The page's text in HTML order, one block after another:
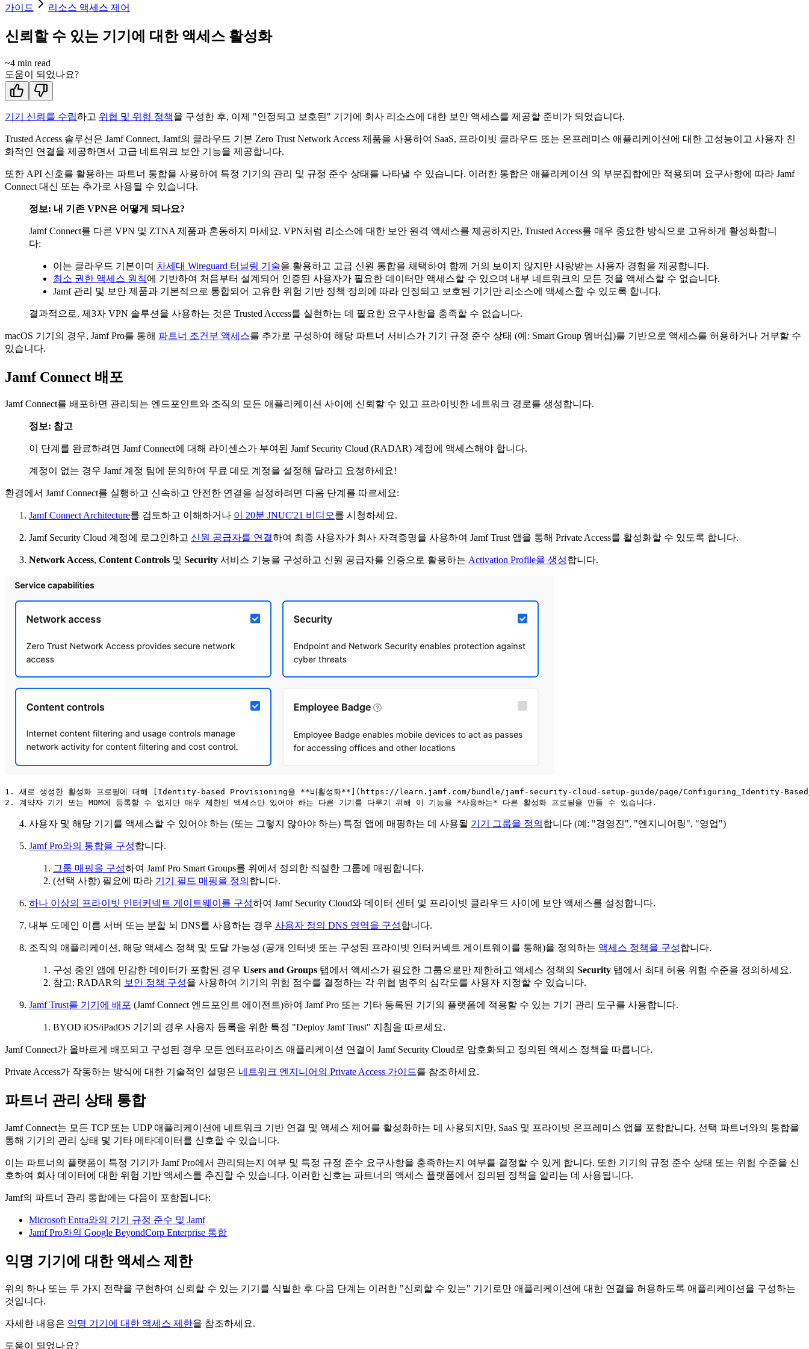
가이드 리소스 액세스 제어
신뢰할 수 있는 기기에 대한 액세스 활성화
~4 min read
도움이 되었나요?
기기 신뢰를 수립하고 위협 및 위험 정책을 구성한 후, 이제 "인정되고 보호된" 기기에 회사 리소스에 대한 보안 액세스를 제공할 준비가 되었습니다.
Trusted Access 솔루션은 Jamf Connect, Jamf의 클라우드 기본 Zero Trust Network Access 제품을 사용하여 SaaS, 프라이빗 클라우드 또는 온프레미스 애플리케이션에 대한 고성능이고 사용자 친
화적인 연결을 제공하면서 고급 네트워크 보안 기능을 제공합니다.
또한 API 신호를 활용하는 파트너 통합을 사용하여 특정 기기의 관리 및 규정 준수 상태를 나타낼 수 있습니다. 이러한 통합은 애플리케이션 의 부분집합에만 적용되며 요구사항에 따라 Jamf
Connect 대신 또는 추가로 사용될 수 있습니다.
정보: 내 기존 VPN은 어떻게 되나요?
Jamf Connect를 다른 VPN 및 ZTNA 제품과 혼동하지 마세요. VPN처럼 리소스에 대한 보안 원격 액세스를 제공하지만, Trusted Access를 매우 중요한 방식으로 고유하게 활성화합니
다:
이는 클라우드 기본이며 차세대 Wireguard 터널링 기술을 활용하고 고급 신원 통합을 채택하여 함께 거의 보이지 않지만 사랑받는 사용자 경험을 제공합니다.
최소 권한 액세스 원칙에 기반하여 처음부터 설계되어 인증된 사용자가 필요한 데이터만 액세스할 수 있으며 내부 네트워크의 모든 것을 액세스할 수 없습니다.
Jamf 관리 및 보안 제품과 기본적으로 통합되어 고유한 위험 기반 정책 정의에 따라 인정되고 보호된 기기만 리소스에 액세스할 수 있도록 합니다.
결과적으로, 제3자 VPN 솔루션을 사용하는 것은 Trusted Access를 실현하는 데 필요한 요구사항을 충족할 수 없습니다.
macOS 기기의 경우, Jamf Pro를 통해 파트너 조건부 액세스를 추가로 구성하여 해당 파트너 서비스가 기기 규정 준수 상태 (예: Smart Group 멤버십)를 기반으로 액세스를 허용하거나 거부할 수
있습니다.
Jamf Connect 배포
Jamf Connect를 배포하면 관리되는 엔드포인트와 조직의 모든 애플리케이션 사이에 신뢰할 수 있고 프라이빗한 네트워크 경로를 생성합니다.
정보: 참고
이 단계를 완료하려면 Jamf Connect에 대해 라이센스가 부여된 Jamf Security Cloud (RADAR) 계정에 액세스해야 합니다.
계정이 없는 경우 Jamf 계정 팀에 문의하여 무료 데모 계정을 설정해 달라고 요청하세요!
환경에서 Jamf Connect를 실행하고 신속하고 안전한 연결을 설정하려면 다음 단계를 따르세요:
Jamf Connect Architecture를 검토하고 이해하거나 이 20분 JNUC'21 비디오를 시청하세요.
Jamf Security Cloud 계정에 로그인하고 신원 공급자를 연결하여 최종 사용자가 회사 자격증명을 사용하여 Jamf Trust 앱을 통해 Private Access를 활성화할 수 있도록 합니다.
Network Access, Content Controls 및 Security 서비스 기능을 구성하고 신원 공급자를 인증으로 활용하는 Activation Profile을 생성합니다.
1. 새로 생성한 활성화 프로필에 대해 [Identity-based Provisioning을 **비활성화**](https://learn.jamf.com/bundle/jamf-security-cloud-setup-guide/page/Configuring_Identity-
사용자 및 해당 기기를 액세스할 수 있어야 하는 (또는 그렇지 않아야 하는) 특정 앱에 매핑하는 데 사용될 기기 그룹을 정의 합니다 (예: "경영진", "엔지니어링", "영업")
Jamf Pro와의 통합을 구성합니다.
그룹 매핑을 구성하여 Jamf Pro Smart Groups를 위에서 정의한 적절한 그룹에 매핑합니다.
(선택 사항) 필요에 따라 기기 필드 매핑을 정의 합니다.
하나 이상의 프라이빗 인터커넥트 게이트웨이를 구성하여 Jamf Security Cloud와 데이터 센터 및 프라이빗 클라우드 사이에 보안 액세스를 설정합니다.
내부 도메인 이름 서버 또는 분할 뇌 DNS를 사용하는 경우 사용자 정의 DNS 영역을 구성합니다.
조직의 애플리케이션, 해당 액세스 정책 및 도달 가능성 (공개 인터넷 또는 구성된 프라이빗 인터커넥트 게이트웨이를 통해)을 정의하는 액세스 정책을 구성합니다.
구성 중인 앱에 민감한 데이터가 포함된 경우 Users and Groups 탭에서 액세스가 필요한 그룹으로만 제한하고 액세스 정책의 Security 탭에서 최대 허용 위험 수준을 정의하세요.
참고: RADAR의 보안 정책 구성을 사용하여 기기의 위험 점수를 결정하는 각 위협 범주의 심각도를 사용자 지정할 수 있습니다.
Jamf Trust를 기기에 배포 (Jamf Connect 엔드포인트 에이전트)하여 Jamf Pro 또는 기타 등록된 기기의 플랫폼에 적용할 수 있는 기기 관리 도구를 사용합니다.
BYOD iOS/iPadOS 기기의 경우 사용자 등록을 위한 특정 "Deploy Jamf Trust" 지침을 따르세요.
Jamf Connect가 올바르게 배포되고 구성된 경우 모든 엔터프라이즈 애플리케이션 연결이 Jamf Security Cloud로 암호화되고 정의된 액세스 정책을 따릅니다.
Private Access가 작동하는 방식에 대한 기술적인 설명은 네트워크 엔지니어의 Private Access 가이드를 참조하세요.
파트너 관리 상태 통합
Jamf Connect는 모든 TCP 또는 UDP 애플리케이션에 네트워크 기반 연결 및 액세스 제어를 활성화하는 데 사용되지만, SaaS 및 프라이빗 온프레미스 앱을 포함합니다. 선택 파트너와의 통합을
통해 기기의 관리 상태 및 기타 메타데이터를 신호할 수 있습니다.
이는 파트너의 플랫폼이 특정 기기가 Jamf Pro에서 관리되는지 여부 및 특정 규정 준수 요구사항을 충족하는지 여부를 결정할 수 있게 합니다. 또한 기기의 규정 준수 상태 또는 위험 수준을 신
호하여 회사 데이터에 대한 위험 기반 액세스를 추진할 수 있습니다. 이러한 신호는 파트너의 액세스 플랫폼에서 정의된 정책을 알리는 데 사용됩니다.
Jamf의 파트너 관리 통합에는 다음이 포함됩니다:
Microsoft Entra와의 기기 규정 준수 및 Jamf
Jamf Pro와의 Google BeyondCorp Enterprise 통합
익명 기기에 대한 액세스 제한
위의 하나 또는 두 가지 전략을 구현하여 신뢰할 수 있는 기기를 식별한 후 다음 단계는 이러한 "신뢰할 수 있는" 기기로만 애플리케이션에 대한 연결을 허용하도록 애플리케이션을 구성하는
것입니다.
자세한 내용은 익명 기기에 대한 액세스 제한을 참조하세요.
도움이 되었나요?